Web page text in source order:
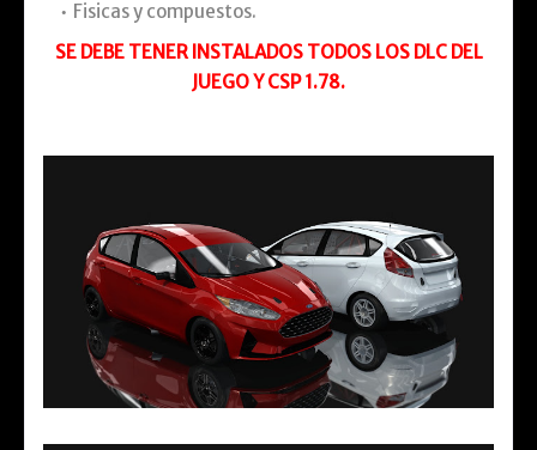
Fisicas y compuestos.
SE DEBE TENER INSTALADOS TODOS LOS DLC DEL
JUEGO Y CSP 1.78.